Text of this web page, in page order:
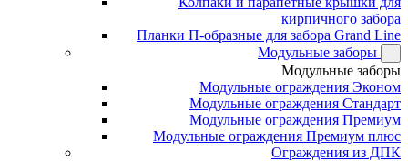
кирпичного забора
Планки П-образные для забора Grand Line
Модульные заборы
Модульные заборы
Модульные ограждения Эконом
Модульные ограждения Стандарт
Модульные ограждения Премиум
Модульные ограждения Премиум плюс
Ограждения из ДПК